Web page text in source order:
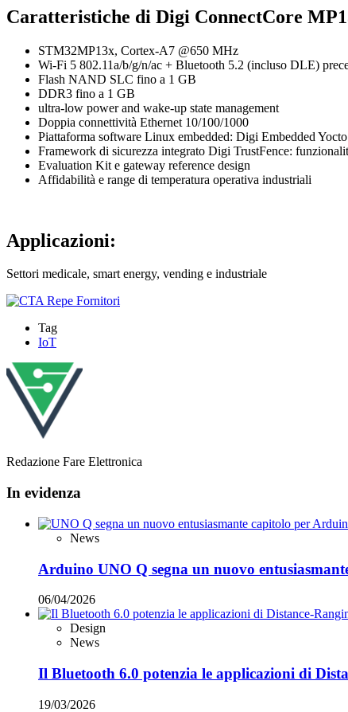
Caratteristiche di Digi ConnectCore
STM32MP13x, Cortex-A7 @650 MHz
Wi-Fi 5 802.11a/b/g/n/ac + Bluetooth 5.2 (incluso DLE)
Flash NAND SLC fino a 1 GB
DDR3 fino a 1 GB
ultra-low power and wake-up state management
Doppia connettività Ethernet 10/100/1000
Piattaforma software Linux embedded: Digi Embedded Yocto
Framework di sicurezza integrato Digi TrustFence:
Evaluation Kit e gateway reference design
Affidabilità e range di temperatura operativa industriali
Applicazioni:
Settori medicale, smart energy, vending e industriale
Tag
IoT
Redazione Fare Elettronica
In evidenza
News
Arduino UNO Q segna un nuovo
06/04/2026
Design
News
Il Bluetooth 6.0 potenzia le applicazioni di
19/03/2026